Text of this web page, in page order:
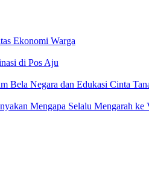
Ekonomi Warga
di Pos Aju
Bela Negara dan Edukasi Cinta
Mengapa Selalu Mengarah ke